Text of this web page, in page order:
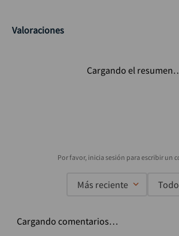
Valoraciones
Cargando el
Más reciente
Cargando comentarios…